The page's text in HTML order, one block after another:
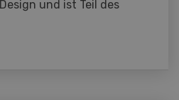
und ist Teil des